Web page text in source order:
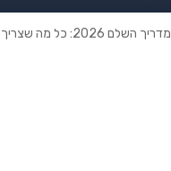
כל מה שצריך לדעת